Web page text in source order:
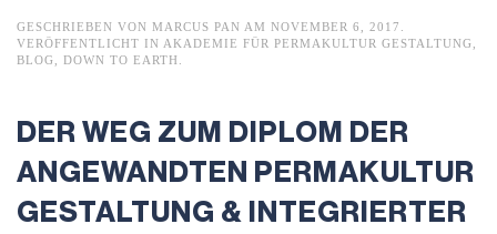
GESCHRIEBEN VON MARCUS PAN AM NOVEMBER 6, 2017
VERÖFFENTLICHT IN AKADEMIE FÜR PERMAKULTUR GESTALTUNG
BLOG
DOWN TO EARTH
DER WEG ZUM DIPLOM DER
ANGEWANDTEN PERMAKULTUR
GESTALTUNG & INTEGRIERTER